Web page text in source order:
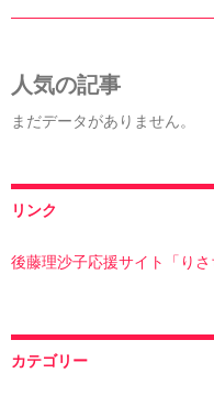
人気の記事
まだデータがありません。
リンク
後藤理沙子応援サイト「り
カテゴリー